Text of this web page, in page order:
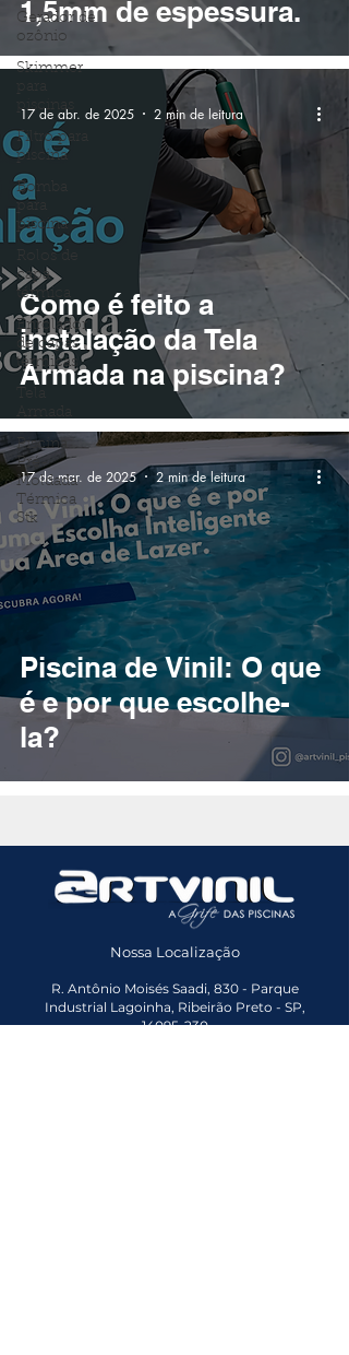
Gerador de
ozônio
Skimmer
piscinas
Filtro para
piscina
Bomba
para
piscina
Rolos de
capa
térmica
Enrolador
de capas
térmicas
Piscina
Pré-
Moldada
Térmica
Stk
1,5mm de espessura.
Como é feito a
instalação da Tela
Armada na piscina?
17 de abr. de 2025 2 min de leitura
Piscina de Vinil: O que
é e por que escolhe-
la?
17 de mar. de 2025 2 min de leitura
Nossa Localização
R. Antônio Moisés Saadi, 830 - Parque
Industrial Lagoinha, Ribeirão Preto - SP,
14095-230